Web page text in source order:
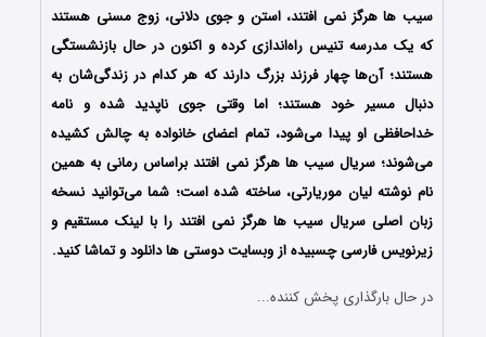
سیب ها هرگز نمی افتند، استن و جوی دلانی، زوج مسنی‌ هستند
که یک مدرسه تنیس راه‌اندازی کرده‌ و اکنون در حال بازنشستگی
هستند؛ آن‌ها چهار فرزند بزرگ دارند که هر کدام در زندگی‌شان به
دنبال مسیر خود هستند؛ اما وقتی جوی ناپدید شده و نامه‌
خداحافظی او پیدا می‌شود، تمام اعضای خانواده به چالش کشیده
می‌شوند؛ سریال سیب ها هرگز نمی افتند براساس رمانی به همین
نام نوشته لیان موریارتی، ساخته شده است؛ شما می‌توانید نسخه
زبان اصلی سریال سیب ها هرگز نمی افتند را با لینک مستقیم و
زیرنویس فارسی چسبیده از وبسایت دوستی ها دانلود و تماشا کنید.
در حال بارگذاری پخش کننده...